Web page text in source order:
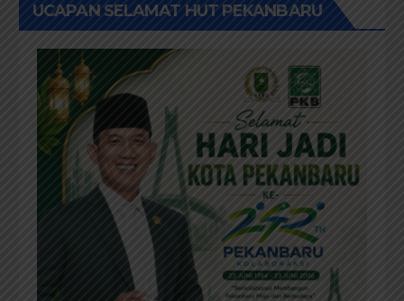
UCAPAN SELAMAT HUT PEKANBARU